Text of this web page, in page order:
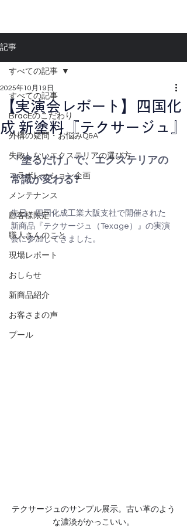
記事
すべての記事
BracEのこだわり
外構の疑問・お悩みQ&A
失敗しないエクステリアの選び方
コラボレーション企画
メンテナンス
顧客様限定
職人さんのこと
現場レポート
おしらせ
新商品紹介
お客さまの声
プール
すべての記事
【実演会レポート】四国化
成 新塗料『テクサージュ』
2025年10月19日
「塗るだけ」で、エクステリアの
常識が変わる?
先日、四国化成工業大阪支社で開催された
新商品『テクサージュ（Texage）』の実演
会に参加してきました。
テクサージュのサンプル展示。古い革のよう
な濃淡がかっこいい。